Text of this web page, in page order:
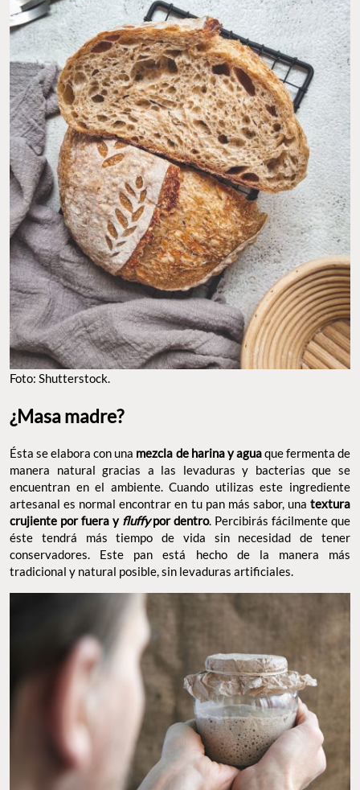
Foto: Shutterstock.
¿Masa madre?
Ésta se elabora con una mezcla de harina y aguaque fermenta de
manera natural gracias a las levaduras y bacterias que se
encuentran en el ambiente. Cuando utilizas este ingrediente
artesanal es normal encontrar en tu pan más sabor, una textura
crujiente por fuera y fluffypor dentro. Percibirás fácilmente que
éste tendrá más tiempo de vida sin necesidad de tener
conservadores. Este pan está hecho de la manera más
tradicional y natural posible, sin levaduras artificiales.